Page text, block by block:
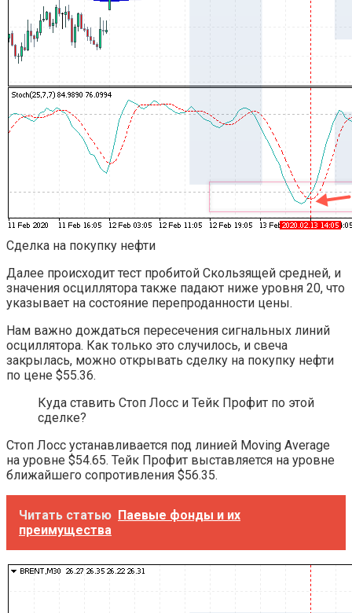
Сделка на покупку нефти
Далее происходит тест пробитой Скользящей средней, и
значения осциллятора также падают ниже уровня 20, что
указывает на состояние перепроданности цены.
Нам важно дождаться пересечения сигнальных линий
осциллятора. Как только это случилось, и свеча
закрылась, можно открывать сделку на покупку нефти
по цене $55.36.
Куда ставить Стоп Лосс и Тейк Профит по этой
сделке?
Стоп Лосс устанавливается под линией Moving Average
на уровне $54.65. Тейк Профит выставляется на уровне
ближайшего сопротивления $56.35.
Читать статью Паевые фонды и их
преимущества